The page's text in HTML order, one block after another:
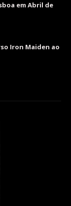
em Abril de
Iron Maiden ao